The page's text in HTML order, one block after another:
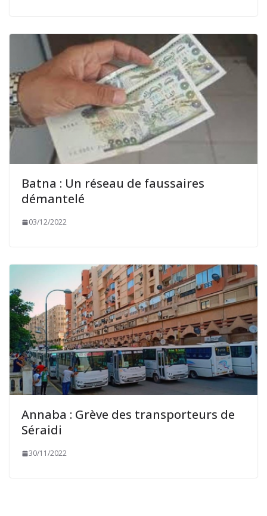
Batna : Un réseau de faussaires
démantelé
03/12/2022
Annaba : Grève des transporteurs de
Séraidi
30/11/2022